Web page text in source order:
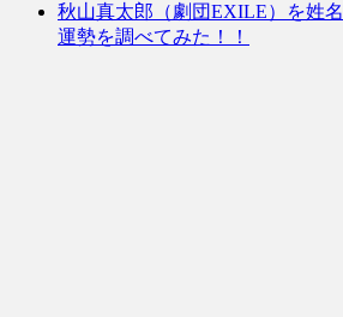
秋山真太郎（劇団EXILE）を姓
運勢を調べてみた！！